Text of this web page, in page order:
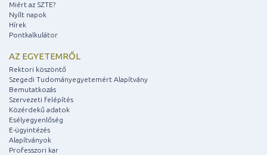
Miért az SZTE?
Nyílt napok
Hírek
Pontkalkulátor
AZ EGYETEMRŐL
Rektori köszöntő
Szegedi Tudományegyetemért Alapítvány
Bemutatkozás
Szervezeti felépítés
Közérdekű adatok
Esélyegyenlőség
E-ügyintézés
Alapítványok
Professzori kar